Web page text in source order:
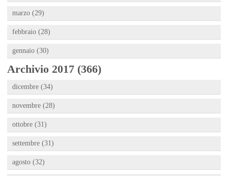
marzo (29)
febbraio (28)
gennaio (30)
Archivio 2017 (366)
dicembre (34)
novembre (28)
ottobre (31)
settembre (31)
agosto (32)